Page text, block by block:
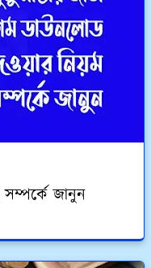
জানুন